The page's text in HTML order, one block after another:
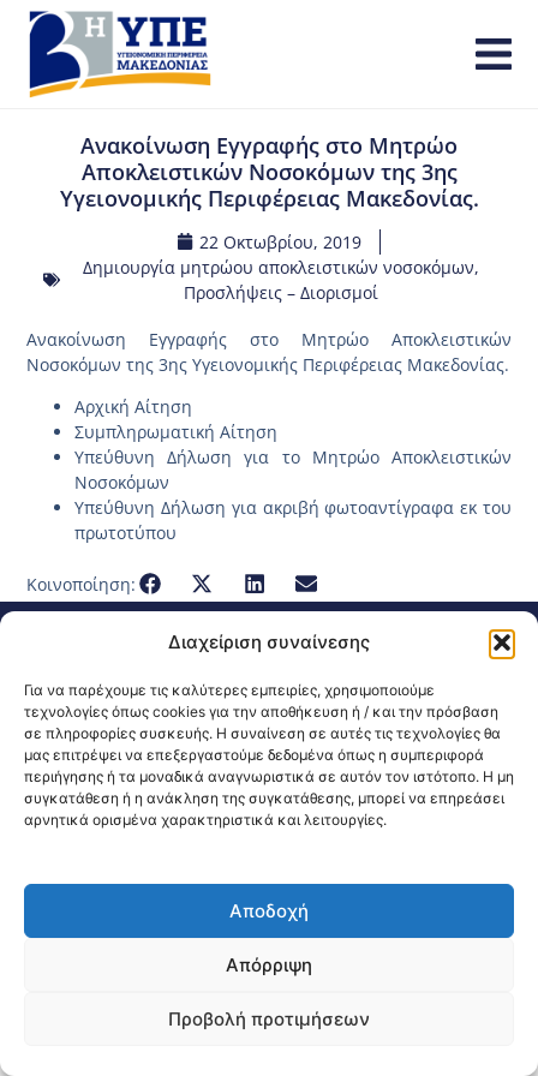
Διαχείριση συναίνεσης
Για να παρέχουμε τις καλύτερες εμπειρίες, χρησιμοποιούμε
τεχνολογίες όπως cookies για την αποθήκευση ή / και την πρόσβαση
σε πληροφορίες συσκευής. Η συναίνεση σε αυτές τις τεχνολογίες θα
μας επιτρέψει να επεξεργαστούμε δεδομένα όπως η συμπεριφορά
περιήγησης ή τα μοναδικά αναγνωριστικά σε αυτόν τον ιστότοπο. Η μη
συγκατάθεση ή η ανάκληση της συγκατάθεσης, μπορεί να επηρεάσει
αρνητικά ορισμένα χαρακτηριστικά και λειτουργίες.
Αποδοχή
Απόρριψη
Προβολή προτιμήσεων
Ανακοίνωση Εγγραφής στο Μητρώο
Αποκλειστικών Νοσοκόμων της 3ης
Υγειονομικής Περιφέρειας Μακεδονίας.
22 Οκτωβρίου, 2019
Δημιουργία μητρώου αποκλειστικών νοσοκόμων,
Προσλήψεις – Διορισμοί
Ανακοίνωση Εγγραφής στο Μητρώο Αποκλειστικών
Νοσοκόμων της 3ης Υγειονομικής Περιφέρειας Μακεδονίας.
Αρχική Αίτηση
Συμπληρωματική Αίτηση
Υπεύθυνη Δήλωση για το Μητρώο Αποκλειστικών
Νοσοκόμων
Υπεύθυνη Δήλωση για ακριβή φωτοαντίγραφα εκ του
πρωτοτύπου
Κοινοποίηση:
@2026 3ype.gr All rights reserved
Θεσσαλονίκη, ΕλλάδαΤηλ: +30 2311 226 200
email: 3ype@3ype.gr
Page Visits: 00038 Website Visits: 1588910